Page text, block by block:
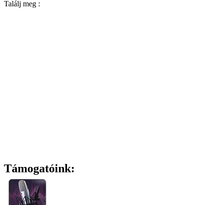
Találj meg :
Támogatóink: